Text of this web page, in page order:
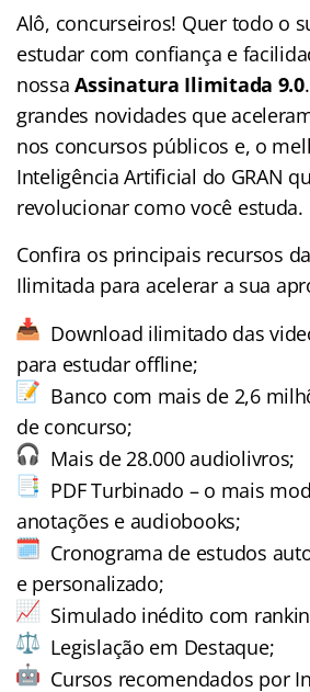
Alô, concurseiros! Quer todo o
estudar com confiança e
nossaAssinatura Ilimitada 9.0
grandes novidades que
nos concursos públicos e, o
Inteligência Artificial do GRAN
revolucionar como você estuda.
Confira os principais recursos
Ilimitada para acelerar a sua
Download ilimitado das
para estudar offline;
Banco com mais de 2,6
de concurso;
Mais de 28.000 audiolivros;
PDF Turbinado – o mais
anotações e audiobooks;
Cronograma de estudos
e personalizado;
Simulado inédito com
Legislação em Destaque;
Cursos recomendados por